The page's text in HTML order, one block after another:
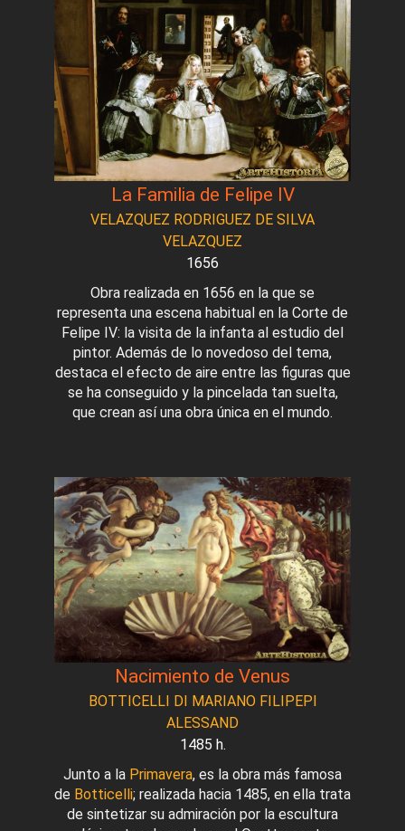
La Familia de Felipe IV
VELAZQUEZ RODRIGUEZ DE SILVA
VELAZQUEZ
1656
Obra realizada en 1656 en la que se
representa una escena habitual en la Corte de
Felipe IV: la visita de la infanta al estudio del
pintor. Además de lo novedoso del tema,
destaca el efecto de aire entre las figuras que
se ha conseguido y la pincelada tan suelta,
que crean así una obra única en el mundo.
Nacimiento de Venus
BOTTICELLI DI MARIANO FILIPEPI
ALESSAND
1485 h.
Junto a la Primavera, es la obra más famosa
de Botticelli; realizada hacia 1485, en ella trata
de sintetizar su admiración por la escultura